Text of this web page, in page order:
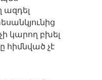
ազդել
կարող բխել
հիմնված չէ